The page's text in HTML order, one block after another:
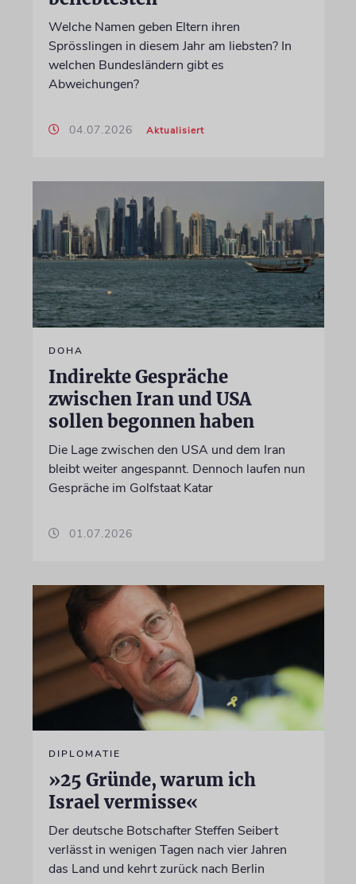
Welche Namen geben Eltern ihren
Sprösslingen in diesem Jahr am liebsten? In
welchen Bundesländern gibt es
Abweichungen?
04.07.2026 Aktualisiert
DOHA
Indirekte Gespräche
zwischen Iran und USA
sollen begonnen haben
Die Lage zwischen den USA und dem Iran
bleibt weiter angespannt. Dennoch laufen nun
Gespräche im Golfstaat Katar
01.07.2026
DIPLOMATIE
»25 Gründe, warum ich
Israel vermisse«
Der deutsche Botschafter Steffen Seibert
verlässt in wenigen Tagen nach vier Jahren
das Land und kehrt zurück nach Berlin